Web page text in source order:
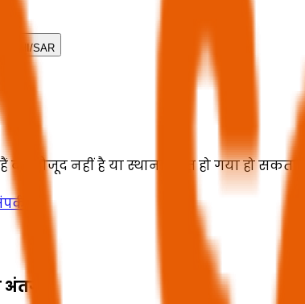
HI/SAR
मौजूद नहीं है या स्थानांतरित हो गया हो सकता है।